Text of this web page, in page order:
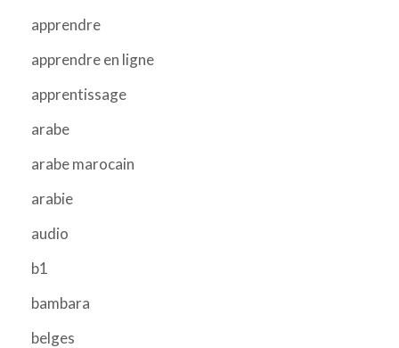
apprendre
apprendre en ligne
apprentissage
arabe
arabe marocain
arabie
audio
b1
bambara
belges